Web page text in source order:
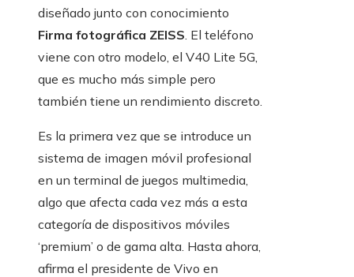
diseñado junto con conocimiento
Firma fotográfica ZEISS. El teléfono
viene con otro modelo, el V40 Lite 5G,
que es mucho más simple pero
también tiene un rendimiento discreto.
Es la primera vez que se introduce un
sistema de imagen móvil profesional
en un terminal de juegos multimedia,
algo que afecta cada vez más a esta
categoría de dispositivos móviles
‘premium’ o de gama alta. Hasta ahora,
afirma el presidente de Vivo en